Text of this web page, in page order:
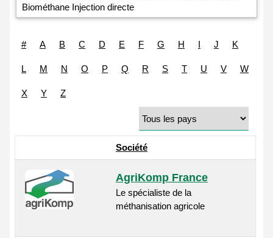
Biométhane Injection directe
# A B C D E F G H I J K
L M N O P Q R S T U V W
X Y Z
Société
AgriKomp France
Le spécialiste de la
méthanisation agricole